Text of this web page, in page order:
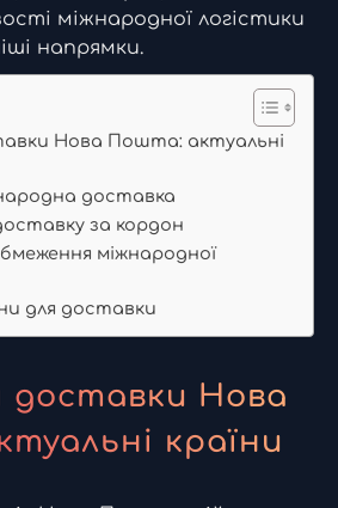
міжнародної логістики
напрямки.
Нова Пошта: актуальні
доставка
за кордон
міжнародної
для доставки
доставки Нова
країни